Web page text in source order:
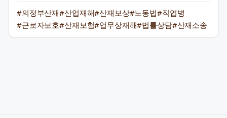
#의정부산재#산업재해#산재보상#노동법#직업병
#근로자보호#산재보험#업무상재해#법률상담#산재소송